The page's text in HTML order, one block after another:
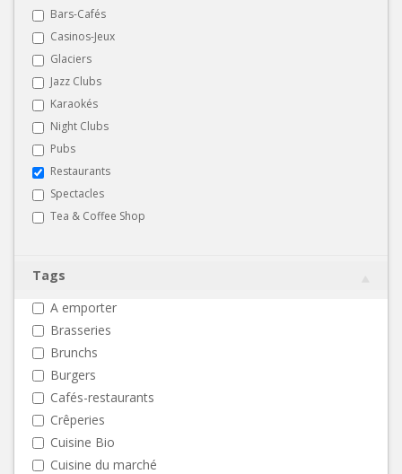
Bars-Cafés
Casinos-Jeux
Glaciers
Jazz Clubs
Karaokés
Night Clubs
Pubs
Restaurants
Spectacles
Tea & Coffee Shop
Tags
A emporter
Brasseries
Brunchs
Burgers
Cafés-restaurants
Crêperies
Cuisine Bio
Cuisine du marché